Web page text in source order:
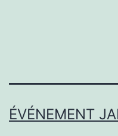
ÉVÉNEMENT